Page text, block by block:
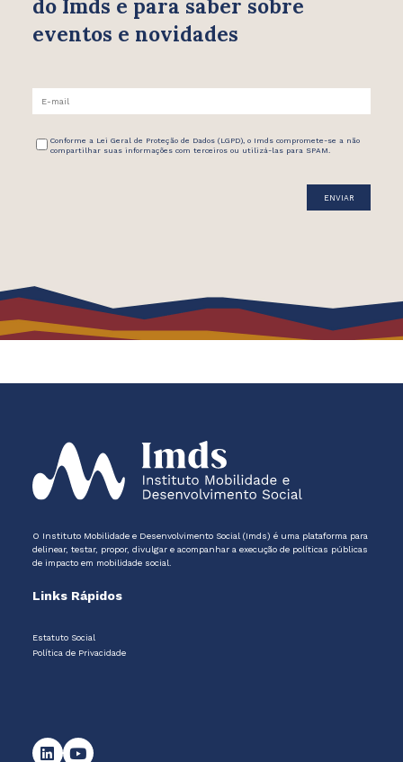
do Imds e para saber sobre
eventos e novidades
Conforme a Lei Geral de Proteção de Dados (LGPD), o Imds compromete-se a não
compartilhar suas informações com terceiros ou utilizá-las para SPAM.
O Instituto Mobilidade e Desenvolvimento Social (Imds) é uma plataforma para
delinear, testar, propor, divulgar e acompanhar a execução de políticas públicas
de impacto em mobilidade social.
Links Rápidos
Estatuto Social
Política de Privacidade